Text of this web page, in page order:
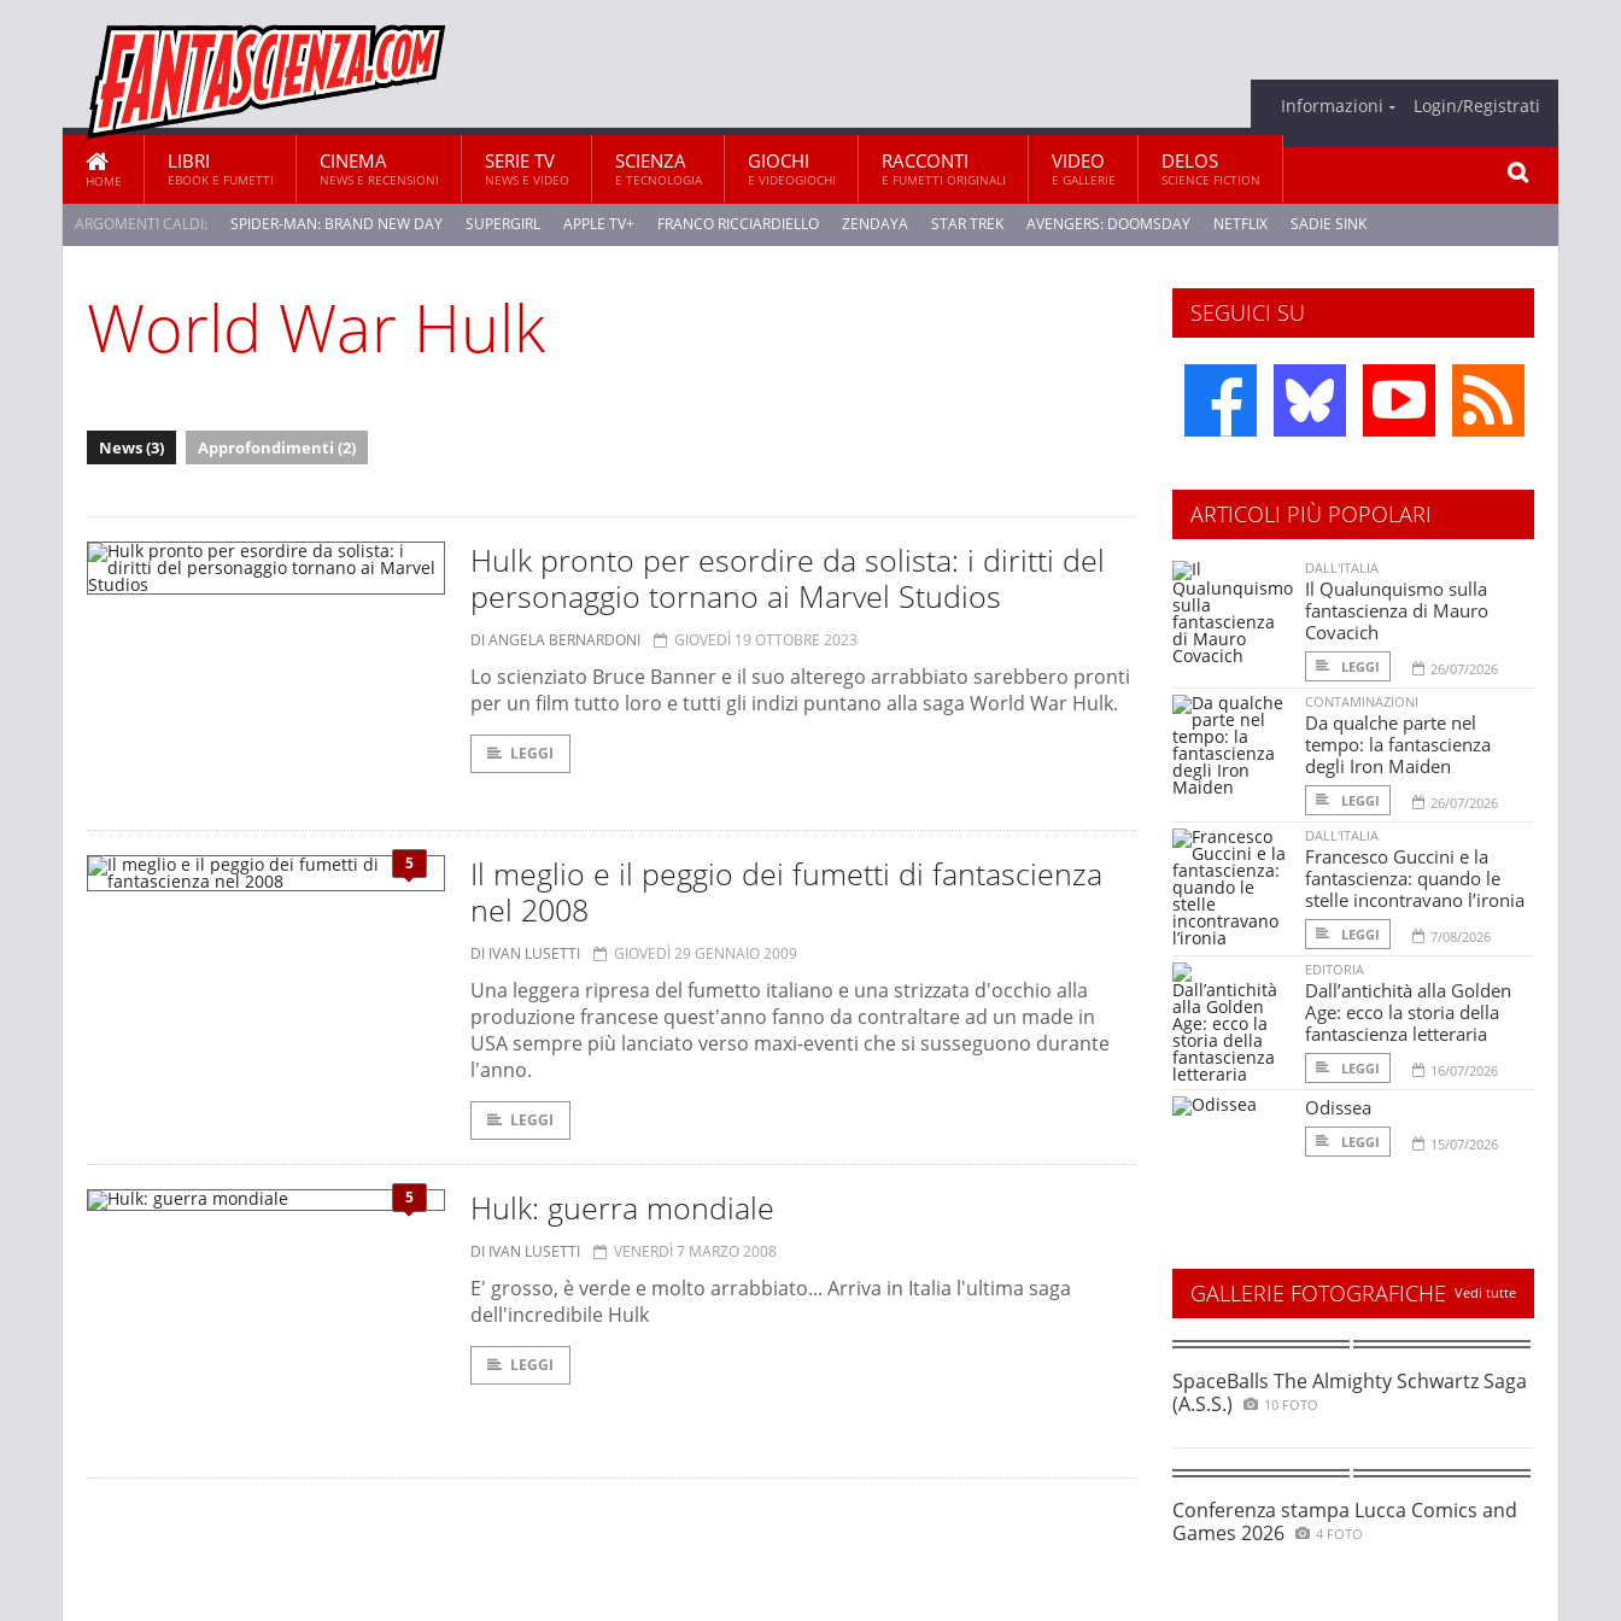
Informazioni Login/Registrati
HOME
LIBRI
EBOOK E FUMETTI
CINEMA
NEWS E RECENSIONI
SERIE TV
NEWS E VIDEO
SCIENZA
E TECNOLOGIA
GIOCHI
E VIDEOGIOCHI
RACCONTI
E FUMETTI ORIGINALI
VIDEO
E GALLERIE
DELOS
SCIENCE FICTION
ARGOMENTI CALDI: SPIDER-MAN: BRAND NEW DAY SUPERGIRL APPLE TV+ FRANCO RICCIARDIELLO ZENDAYA STAR TREK AVENGERS: DOOMSDAY NETFLIX SADIE SINK
STAR TREK: STRANGE NEW WORLDS
World War Hulk
News (3) Approfondimenti (2)
Hulk pronto per esordire da solista: i diritti del
personaggio tornano ai Marvel Studios
DI ANGELA BERNARDONI GIOVEDÌ 19 OTTOBRE 2023
Lo scienziato Bruce Banner e il suo alterego arrabbiato sarebbero pronti
per un film tutto loro e tutti gli indizi puntano alla saga World War Hulk.
LEGGI
5
Il meglio e il peggio dei fumetti di fantascienza
nel 2008
DI IVAN LUSETTI GIOVEDÌ 29 GENNAIO 2009
Una leggera ripresa del fumetto italiano e una strizzata d'occhio alla
produzione francese quest'anno fanno da contraltare ad un made in
USA sempre più lanciato verso maxi-eventi che si susseguono durante
l'anno.
LEGGI
5 Hulk: guerra mondiale
DI IVAN LUSETTI VENERDÌ 7 MARZO 2008
E' grosso, è verde e molto arrabbiato... Arriva in Italia l'ultima saga
dell'incredibile Hulk
LEGGI
SEGUICI SU
ARTICOLI PIÙ POPOLARI
DALL'ITALIA
Il Qualunquismo sulla
fantascienza di Mauro
Covacich
LEGGI
26/07/2026
CONTAMINAZIONI
Da qualche parte nel
tempo: la fantascienza
degli Iron Maiden
LEGGI
26/07/2026
DALL'ITALIA
Francesco Guccini e la
fantascienza: quando le
stelle incontravano l’ironia
LEGGI
7/08/2026
EDITORIA
Dall’antichità alla Golden
Age: ecco la storia della
fantascienza letteraria
LEGGI 16/07/2026
Odissea
LEGGI 15/07/2026
GALLERIE FOTOGRAFICHE Vedi tutte
SpaceBalls The Almighty Schwartz Saga
(A.S.S.)
10 FOTO
Conferenza stampa Lucca Comics and
Games 2026
4 FOTO